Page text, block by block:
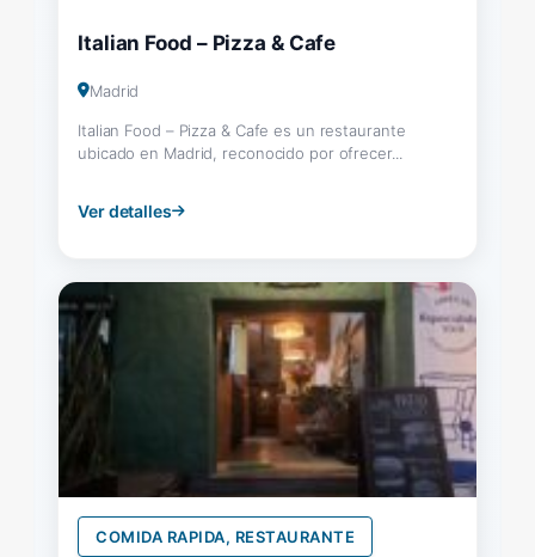
Italian Food – Pizza & Cafe
Madrid
Italian Food – Pizza & Cafe es un restaurante
ubicado en Madrid, reconocido por ofrecer...
Ver detalles
COMIDA RAPIDA, RESTAURANTE